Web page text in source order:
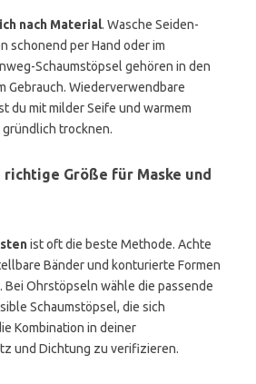
nach Material. Wasche Seiden-
schonend per Hand oder im
Schaumstöpsel gehören in den
Gebrauch. Wiederverwendbare
du mit milder Seife und warmem
trocknen.
Größe für Maske und
ist oft die beste Methode. Achte
Bänder und konturierte Formen
Bei Ohrstöpseln wähle die passende
Schaumstöpsel, die sich
Kombination in deiner
und Dichtung zu verifizieren.